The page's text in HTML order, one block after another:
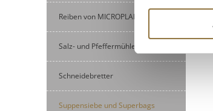
Reiben von MICROPLANE
Salz- und Pfeffermühlen
Schneidebretter
Suppensiebe und Superbags